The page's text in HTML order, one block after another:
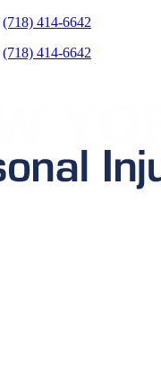
(718) 414-6642
(718) 414-6642